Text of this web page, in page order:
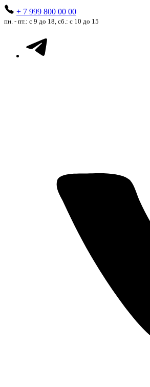
+ 7 999 800 00 00
пн. - пт.: с 9 до 18, сб.: с 10 до 15